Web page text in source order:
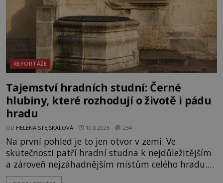
REPORTÁŽE
Tajemství hradních studní: Černé
hlubiny, které rozhodují o životě i pádu
hradu
OD HELENA STEJSKALOVÁ 10.8.2026 254
Na první pohled je to jen otvor v zemi. Ve
skutečnosti patří hradní studna k nejdůležitějším
a zároveň nejzáhadnějším místům celého hradu.
Bez vody se posádka dlouho neubrání, proto